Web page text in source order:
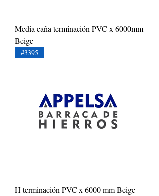
Media caña terminación PVC x 6000mm
Beige
#3395
H terminación PVC x 6000 mm Beige